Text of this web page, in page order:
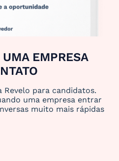
EMPRESA
Revelo para candidatos.
uma empresa entrar
muito mais rápidas